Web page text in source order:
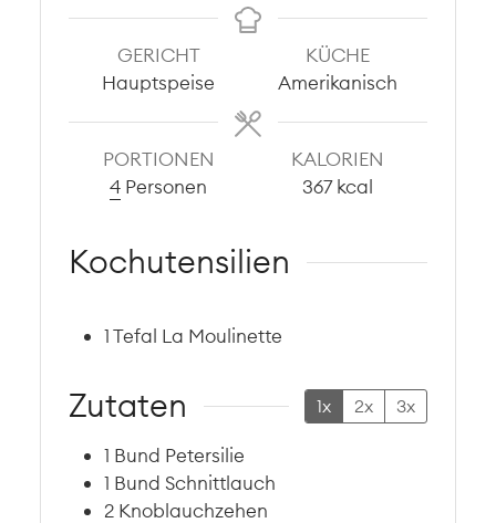
GERICHT
Hauptspeise
KÜCHE
Amerikanisch
PORTIONEN
4 Personen
KALORIEN
367 kcal
Kochutensilien
1 Tefal La Moulinette
Zutaten 1x 2x 3x
1 Bund Petersilie
1 Bund Schnittlauch
2 Knoblauchzehen